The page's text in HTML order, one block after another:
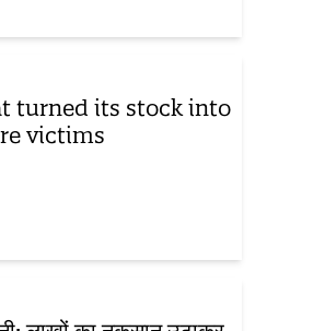
turned its stock into
victims